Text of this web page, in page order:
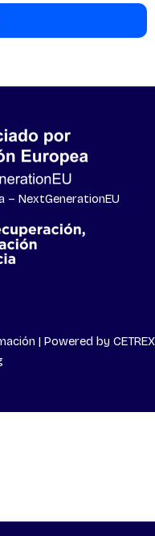
– NextGenerationEU
| Powered by CETREX